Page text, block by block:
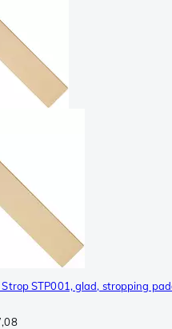
STP001, glad, stropping